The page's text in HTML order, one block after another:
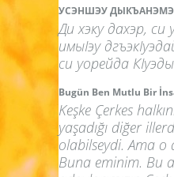
УСЭНШЭУ
Ди хэку дахэр,
имыIэу
си уорейда
Bugün Ben Mutlu Bir
Keşke Çerkes
yaşadığı diğer
olabilseydi. Ama o
Buna eminim. Bu